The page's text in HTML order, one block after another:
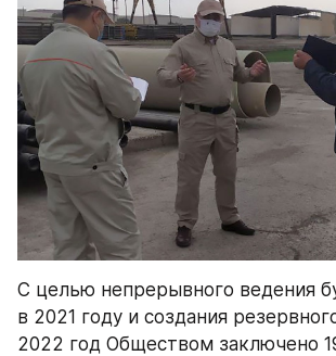
С целью непрерывного ведения
в 2021 году и создания
2022 год Обществом заключено